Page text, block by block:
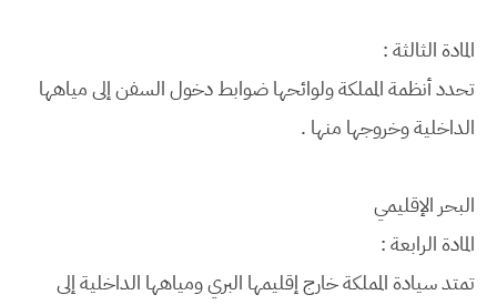
المادة الثالثة :
تحدد أنظمة المملكة ولوائحها ضوابط دخول السفن إلى مياهها
الداخلية وخروجها منها .
البحر الإقليمي
المادة الرابعة :
تمتد سيادة المملكة خارج إقليمها البري ومياهها الداخلية إلى